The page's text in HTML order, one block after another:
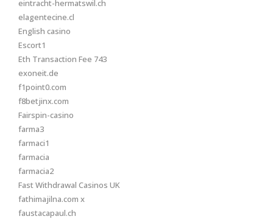
eintracht-hermatswil.ch
elagentecine.cl
English casino
Escort1
Eth Transaction Fee 743
exoneit.de
f1point0.com
f8betjinx.com
Fairspin-casino
farma3
farmaci1
farmacia
farmacia2
Fast Withdrawal Casinos UK
fathimajilna.com x
faustacapaul.ch